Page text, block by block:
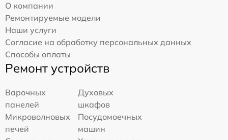
О компании
Ремонтируемые модели
Наши услуги
Согласие на обработку персональных данных
Способы оплаты
Ремонт устройств
Варочных
панелей
Духовых
шкафов
Микроволновых
печей
Посудомоечных
машин